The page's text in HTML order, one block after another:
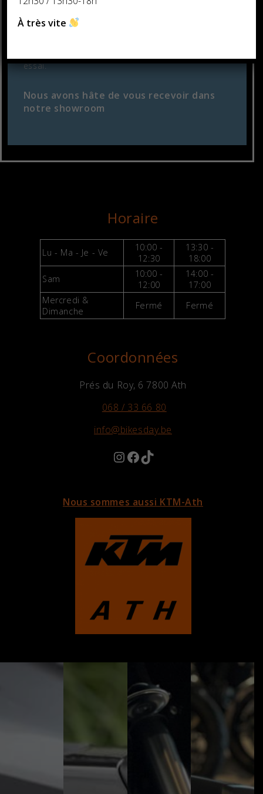
Aucun autre moyen de réservation ne sera accepté !
essai.
Nous avons hâte de vous recevoir dans
notre showroom
Horaire
Lu - Ma - Je - Ve
10:00 -
12:30
13:30 -
18:00
Sam
10:00 -
12:00
14:00 -
17:00
Mercredi &
Dimanche
Fermé Fermé
Coordonnées
Prés du Roy, 6 7800 Ath
068 / 33 66 80
info@bikesday.be
Instagram
Facebook
TikTok
Nous sommes aussi KTM-Ath
À très vite